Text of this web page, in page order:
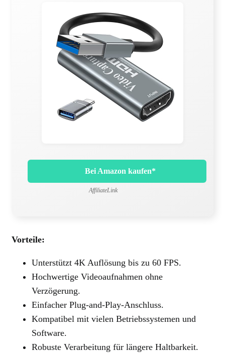
Bei Amazon kaufen*
AffiliateLink
Vorteile:
Unterstützt 4K Auflösung bis zu 60 FPS.
Hochwertige Videoaufnahmen ohne
Verzögerung.
Einfacher Plug-and-Play-Anschluss.
Kompatibel mit vielen Betriebssystemen und
Software.
Robuste Verarbeitung für längere Haltbarkeit.